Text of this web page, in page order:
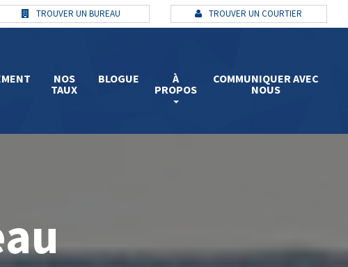
TROUVER UN BUREAU TROUVER UN COURTIER
NOS
TAUX
BLOGUE
À
PROPOS
COMMUNIQUER AVEC
NOUS